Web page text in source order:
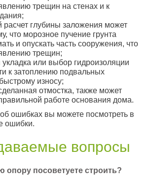
трещин на стенах и к
расчет глубины заложения может
что морозное пучение грунта
и опускать часть сооружения, что
трещин;
или выбор гидроизоляции
к затоплению подвальных
износу;
отмостка, также может
работе основания дома.
ошибках вы можете посмотреть в
ошибки.
вопросы
опору посоветуете строить?